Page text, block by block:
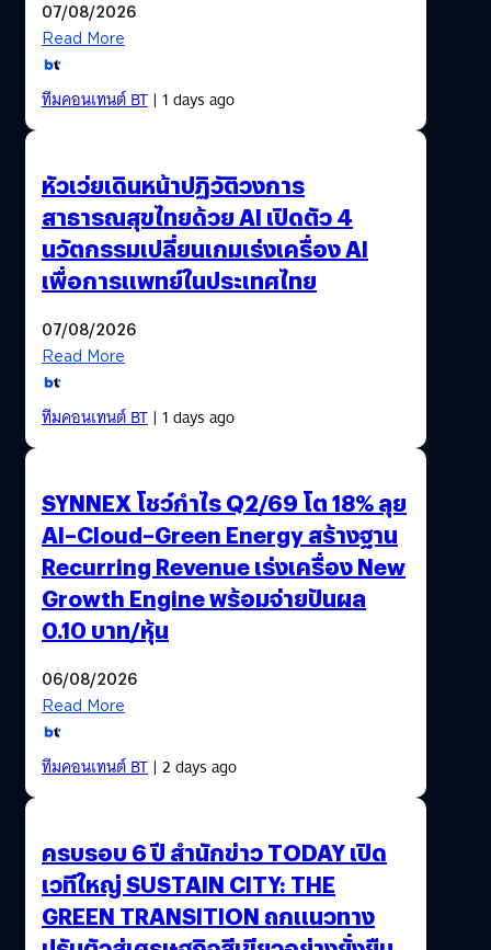
07/08/2026
Read More
ทีมคอนเทนต์ BT| 1 days ago
หัวเว่ยเดินหน้าปฏิวัติวงการ
สาธารณสุขไทยด้วย AI เปิดตัว 4
นวัตกรรมเปลี่ยนเกมเร่งเครื่อง AI
เพื่อการแพทย์ในประเทศไทย
07/08/2026
Read More
ทีมคอนเทนต์ BT| 1 days ago
SYNNEX โชว์กำไร Q2/69 โต 18% ลุย
AI–Cloud–Green Energy สร้างฐาน
Recurring Revenue เร่งเครื่อง New
Growth Engine พร้อมจ่ายปันผล
0.10 บาท/หุ้น
06/08/2026
Read More
ทีมคอนเทนต์ BT| 2 days ago
ครบรอบ 6 ปี สำนักข่าว TODAY เปิด
เวทีใหญ่ SUSTAIN CITY: THE
GREEN TRANSITION ถกแนวทาง